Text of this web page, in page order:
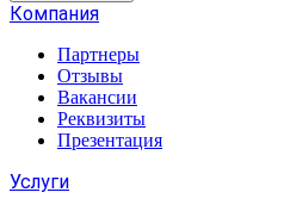
Компания
Партнеры
Отзывы
Вакансии
Реквизиты
Презентация
Услуги